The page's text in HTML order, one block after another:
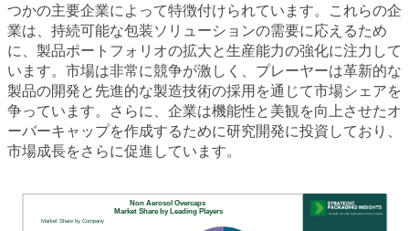
つかの主要企業によって特徴付けられています。これらの企
業は、持続可能な包装ソリューションの需要に応えるため
に、製品ポートフォリオの拡大と生産能力の強化に注力して
います。市場は非常に競争が激しく、プレーヤーは革新的な
製品の開発と先進的な製造技術の採用を通じて市場シェアを
争っています。さらに、企業は機能性と美観を向上させたオ
ーバーキャップを作成するために研究開発に投資しており、
市場成長をさらに促進しています。